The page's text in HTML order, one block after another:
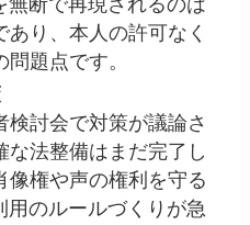
あり、本人の許可なく
題点です。
討会で対策が議論さ
な法整備はまだ完了し
像権や声の権利を守る
用のルールづくりが急